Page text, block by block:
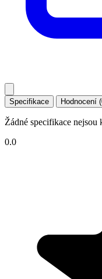
Specifikace Hodnocení
Žádné specifikace nejsou
0.0